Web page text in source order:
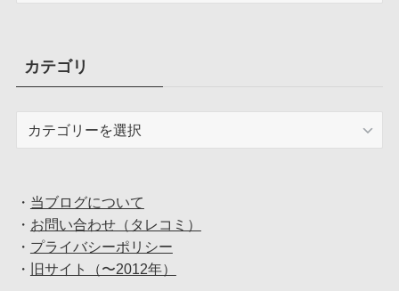
ブカテゴリ
・ 当ブログについて
・ お問い合わせ（タレコミ）
・ プライバシーポリシー
・
旧サイト（〜2012年）